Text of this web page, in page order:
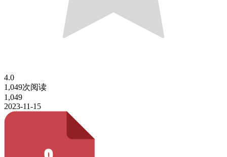
4.0
1,049次阅读
1,049
2023-11-15